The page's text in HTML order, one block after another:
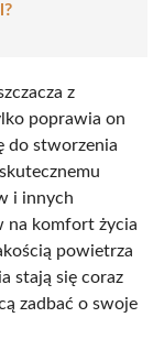
z
poprawia on
do stworzenia
i innych
na komfort życia
powietrza
stają się coraz
zadbać o swoje